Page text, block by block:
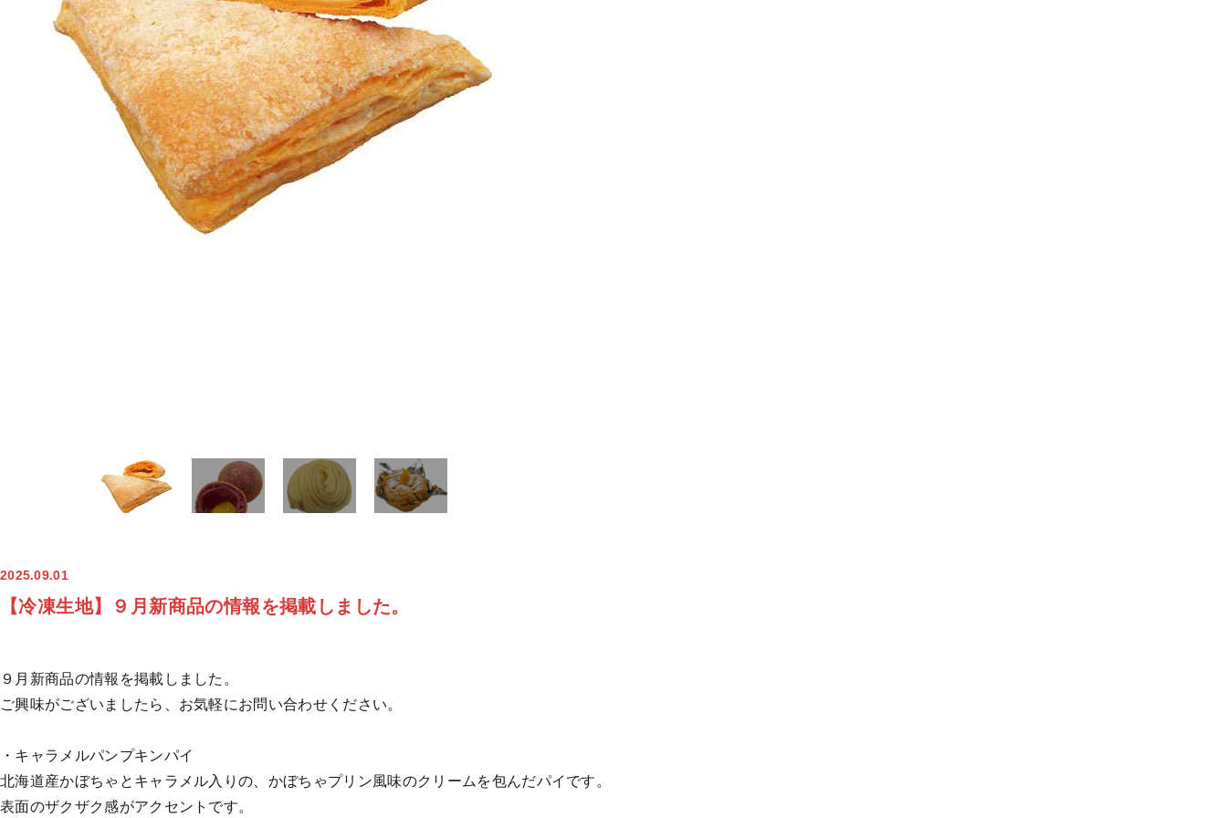
2025.09.01
【冷凍生地】９月新商品の情報を掲載しました。
９月新商品の情報を掲載しました。
ご興味がございましたら、お気軽にお問い合わせください。
・キャラメルパンプキンパイ
北海道産かぼちゃとキャラメル入りの、かぼちゃプリン風味のクリームを包んだパイです。
表面のザクザク感がアクセントです。